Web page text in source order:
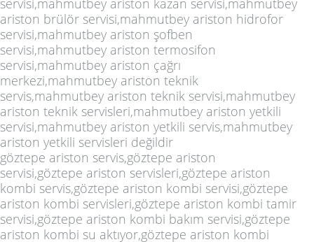
servisi,mahmutbey ariston kazan servisi,mahmutbey
ariston brülör servisi,mahmutbey ariston hidrofor
servisi,mahmutbey ariston şofben
servisi,mahmutbey ariston termosifon
servisi,mahmutbey ariston çağrı
merkezi,mahmutbey ariston teknik
servis,mahmutbey ariston teknik servisi,mahmutbey
ariston teknik servisleri,mahmutbey ariston yetkili
servisi,mahmutbey ariston yetkili servis,mahmutbey
ariston yetkili servisleri değildir
göztepe ariston servis,göztepe ariston
servisi,göztepe ariston servisleri,göztepe ariston
kombi servis,göztepe ariston kombi servisi,göztepe
ariston kombi servisleri,göztepe ariston kombi tamir
servisi,göztepe ariston kombi bakım servisi,göztepe
ariston kombi su aktıyor,göztepe ariston kombi